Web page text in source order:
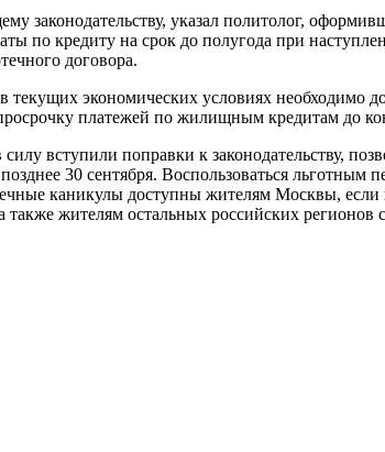
законодательству, указал политолог,
по кредиту на срок до полугода при
договора.
экономических условиях необходимо
платежей по жилищным кредитам до
вступили поправки к законодательству,
30 сентября. Воспользоваться
каникулы доступны жителям Москвы,
также жителям остальных российских регионов